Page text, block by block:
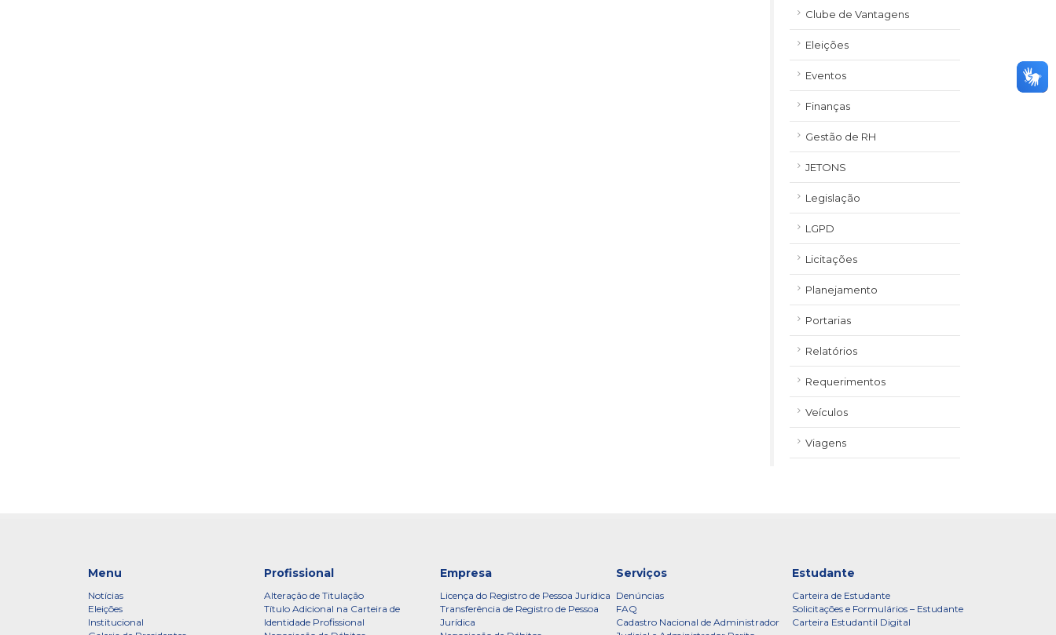
Clube de Vantagens
Eleições
Eventos
Finanças
Gestão de RH
JETONS
Legislação
LGPD
Licitações
Planejamento
Portarias
Relatórios
Requerimentos
Veículos
Viagens
Menu
Notícias
Eleições
Institucional
Profissional
Alteração de Titulação
Título Adicional na Carteira de
Identidade Profissional
Empresa
Licença do Registro de Pessoa Jurídica
Transferência de Registro de Pessoa
Jurídica
Serviços
Denúncias
FAQ
Cadastro Nacional de Administrador
Estudante
Carteira de Estudante
Solicitações e Formulários – Estudante
Carteira Estudantil Digital